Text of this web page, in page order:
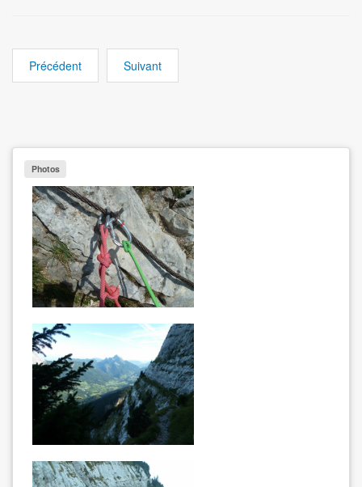
Précédent Suivant
Photos